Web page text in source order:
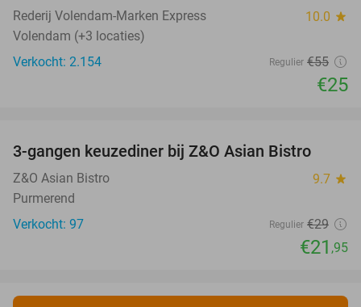
Rederij Volendam-Marken Express 10.0 star
Volendam (+3 locaties)
Verkocht: 2.154
Regulier €55
€25
3-gangen keuzediner bij Z&O Asian Bistro
Z&O Asian Bistro 9.7 star
Purmerend
Verkocht: 97
Regulier €29
€21 ,95